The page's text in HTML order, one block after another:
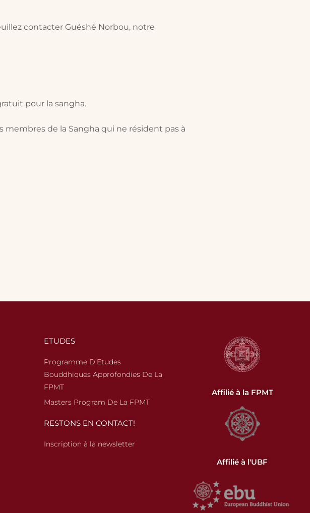
contacter Guéshé Norbou, notre
pour la sangha.
membres de la Sangha qui ne résident pas à
ETUDES
Programme D'Etudes
Bouddhiques Approfondies De La
FPMT
Masters Program De La FPMT
RESTONS EN CONTACT!
Inscription à la newsletter
Affilié à la FPMT
Affilié à l'UBF